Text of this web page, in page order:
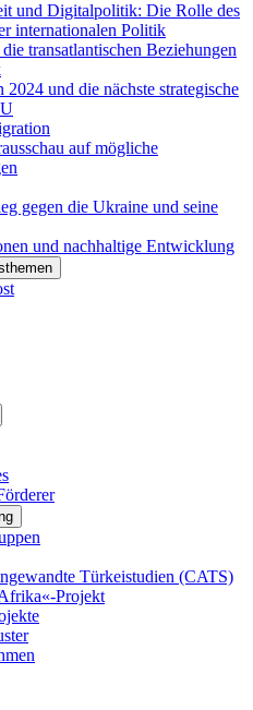
und Digitalpolitik: Die Rolle des
internationalen Politik
transatlantischen Beziehungen
2024 und die nächste strategische
auf mögliche
gegen die Ukraine und seine
und nachhaltige Entwicklung
Türkeistudien (CATS)
Projekt